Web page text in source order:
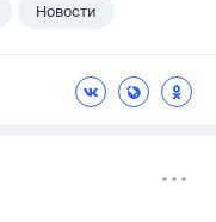
Новости